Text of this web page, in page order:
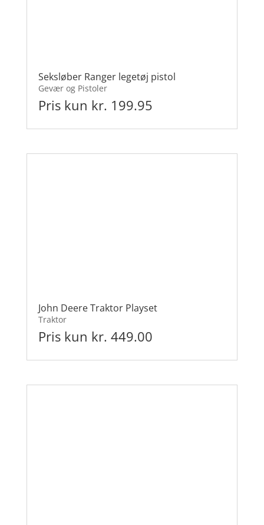
Seksløber Ranger legetøj pistol
Gevær og Pistoler
Pris kun kr. 199.95
John Deere Traktor Playset
Traktor
Pris kun kr. 449.00